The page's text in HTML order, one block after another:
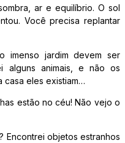
ar e equilíbrio. O sol
Você precisa replantar
imenso jardim devem ser
alguns animais, e não os
casa eles existiam…
estão no céu! Não vejo o
Encontrei objetos estranhos